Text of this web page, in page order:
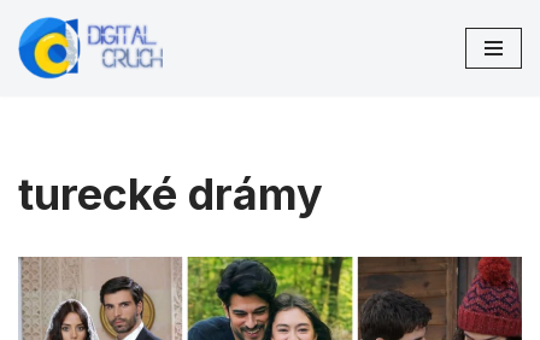
Preskočiť
turecké drámy